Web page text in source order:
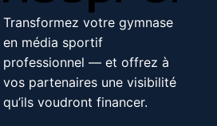
Transformez votre gymnase
en média sportif
professionnel — et offrez à
vos partenaires une visibilité
qu’ils voudront financer.